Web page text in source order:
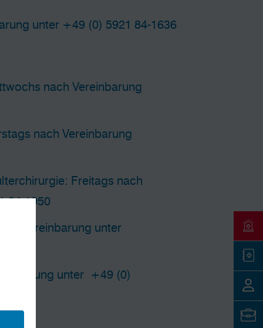
unter +49 (0) 5921 84-1636
nach Vereinbarung
nach Vereinbarung
Freitags nach
84-1950
Vereinbarung unter
unter +49 (0)